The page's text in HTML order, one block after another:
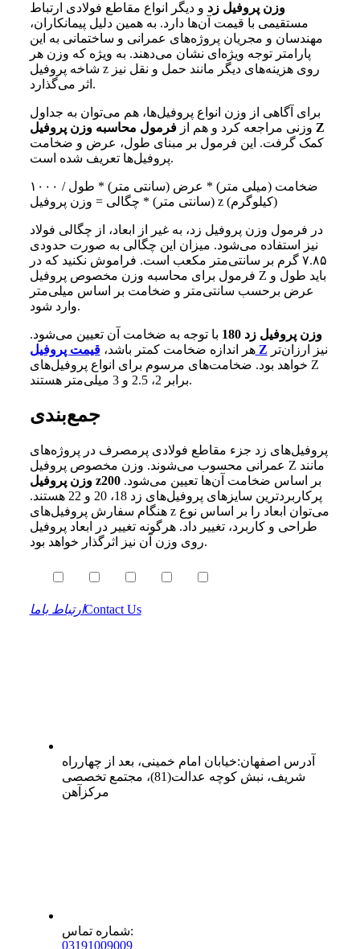
وزن پروفیل زد و دیگر انواع مقاطع فولادی ارتباط
مستقیمی با قیمت آن‌ها دارد. به همین دلیل پیمانکاران،
مهندسان و مجریان پروژه‌های عمرانی و ساختمانی به این
پارامتر توجه ویژه‌ای نشان می‌دهند. به ویژه که وزن هر
شاخه پروفیل z روی هزینه‌های دیگر مانند حمل و نقل نیز
اثر می‌گذارد.
برای آگاهی از وزن انواع پروفیل‌ها، هم می‌توان به جداول
وزنی مراجعه کرد و هم از فرمول محاسبه وزن پروفیل Z
کمک گرفت. این فرمول بر مبنای طول، عرض و ضخامت
پروفیل‌ها تعریف شده است.
۱۰۰۰ / ضخامت (میلی ‌متر) * عرض (سانتی متر) * طول
(سانتی متر) * چگالی = وزن پروفیل z (کیلوگرم)
در فرمول وزن پروفیل زد، به غیر از ابعاد، از چگالی فولاد
نیز استفاده می‌شود. میزان این چگالی به صورت حدودی
۷.۸۵ گرم بر سانتی‌متر مکعب است. فراموش نکنید که در
فرمول برای محاسبه وزن مخصوص پروفیل Z باید طول و
عرض برحسب سانتی‌متر و ضخامت بر اساس میلی‌متر
وارد شود.
وزن پروفیل زد 180
با توجه به ضخامت آن تعیین می‌شود.
هر اندازه ضخامت کمتر باشد،قیمت پروفیل Z
خواهد بود. ضخامت‌های مرسوم برای انواع پروفیل‌های Z
برابر 2، 2.5 و 3 میلی‌متر هستند.
جمع‌بندی
پروفیل‌های زد جزء مقاطع فولادی پرمصرف در پروژه‌های
عمرانی محسوب می‌شوند. وزن مخصوص پروفیل Z مانند
وزن پروفیل z200بر اساس ضخامت آن‌ها تعیین می‌شود.
پرکاربردترین سایزهای پروفیل‌های زد 18، 20 و 22 هستند.
هنگام سفارش پروفیل‌های z می‌توان ابعاد را بر اساس نوع
طراحی و کاربرد، تغییر داد. هرگونه تغییر در ابعاد پروفیل
روی وزن آن نیز اثرگذار خواهد بود.
ارتباط باماContact Us
آدرس اصفهان:خیابان امام خمینی، بعد از چهارراه
شریف، نبش کوچه عدالت(81)، مجتمع تخصصی
مرکزآهن
شماره تماس:
03191009009